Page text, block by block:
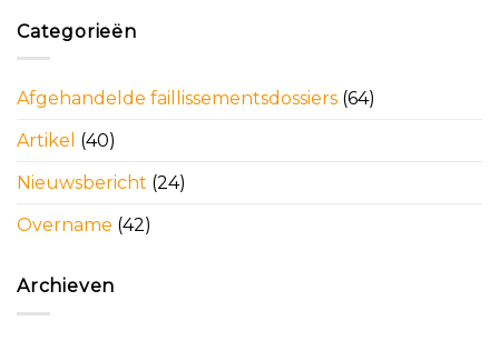
Categorieën
Afgehandelde faillissementsdossiers (64)
Artikel (40)
Nieuwsbericht (24)
Overname (42)
Archieven